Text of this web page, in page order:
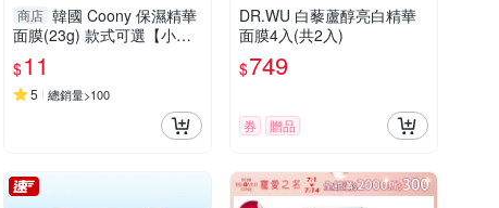
商店 韓國 Coony 保濕精華
面膜(23g) 款式可選【小三
美日】 DS026212 臉部保養
濕敷
$11
5 總銷量>100
DR.WU 白藜蘆醇亮白精華
面膜4入(共2入)
$749
券 贈品